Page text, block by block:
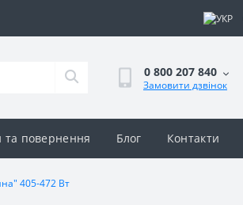
0 800 207 840
Замовити дзвінок
та повернення Блог Контакти
405-472 Вт